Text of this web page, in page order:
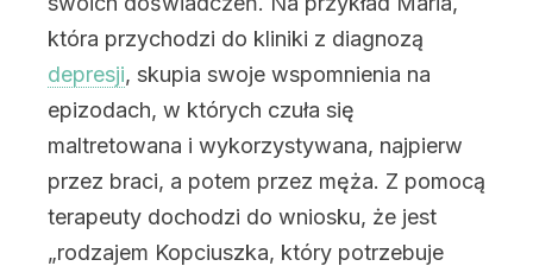
która przychodzi do kliniki z diagnozą
depresji, skupia swoje wspomnienia na
epizodach, w których czuła się
maltretowana i wykorzystywana, najpierw
przez braci, a potem przez męża. Z pomocą
terapeuty dochodzi do wniosku, że jest
„rodzajem Kopciuszka, który potrzebuje